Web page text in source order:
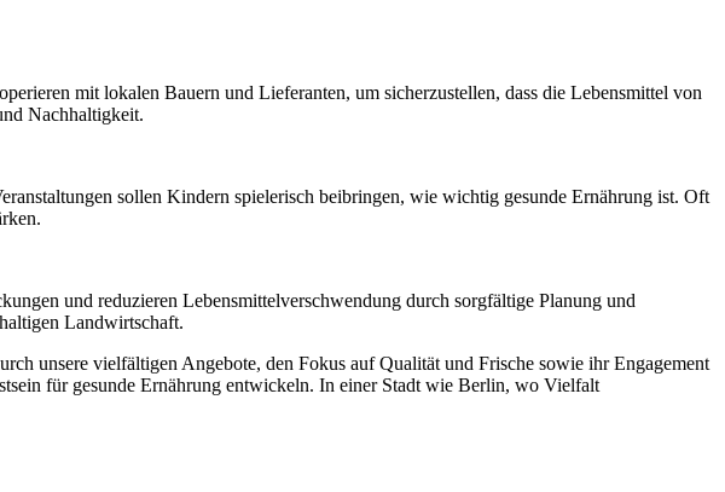
mit lokalen Bauern und Lieferanten, um sicherzustellen, dass die Lebensmittel von
Nachhaltigkeit.
sollen Kindern spielerisch beibringen, wie wichtig gesunde Ernährung ist. Oft
und reduzieren Lebensmittelverschwendung durch sorgfältige Planung und
Landwirtschaft.
unsere vielfältigen Angebote, den Fokus auf Qualität und Frische sowie ihr Engagement
für gesunde Ernährung entwickeln. In einer Stadt wie Berlin, wo Vielfalt